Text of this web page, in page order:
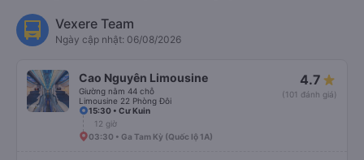
Vexere Team
Ngày cập nhật: 06/08/2026
Cao Nguyên Limousine
Giường nằm 44 chỗ
Limousine 22 Phòng Đôi
4.7
(101 đánh giá)
15:30 • Cư Kuin
12 giờ
03:30 • Ga Tam Kỳ (Quốc lộ 1A)